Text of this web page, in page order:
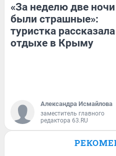
«За неделю две ночи
были страшные»:
туристка
отдыхе в Крыму
Александра Исмайлова
заместитель главного
редактора 63.RU